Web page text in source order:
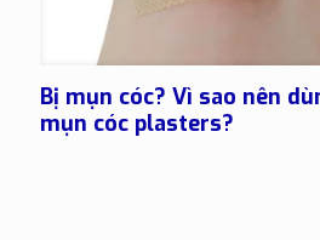
Bị mụn cóc? Vì sao nên
mụn cóc plasters?